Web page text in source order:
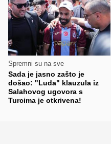
Spremni su na sve
Sada je jasno zašto je
došao: "Luda" klauzula iz
Salahovog ugovora s
Turcima je otkrivena!